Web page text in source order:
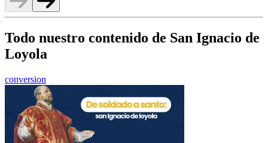
Todo nuestro contenido de San Ignacio de
Loyola
conversion